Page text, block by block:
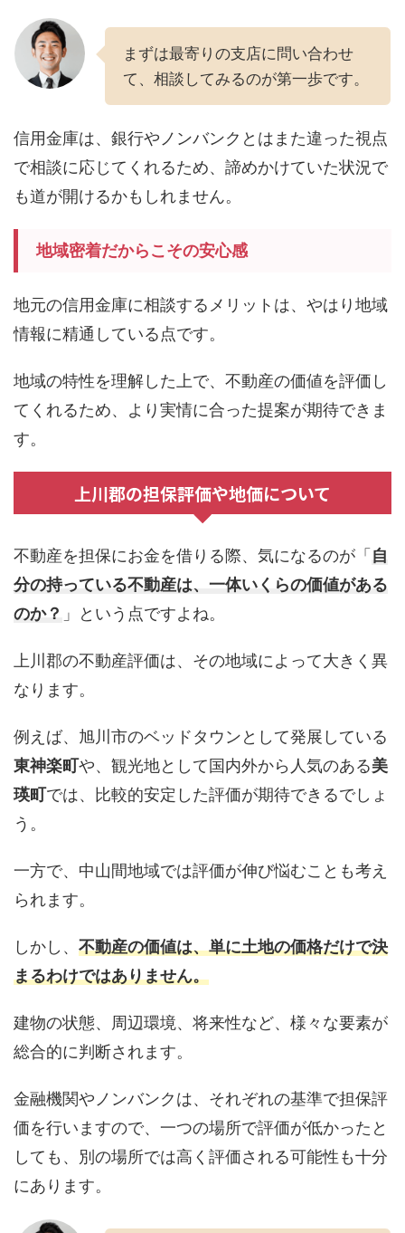
まずは最寄りの支店に問い合わせ
て、相談してみるのが第一歩です。
信用金庫は、銀行やノンバンクとはまた違った視点
で相談に応じてくれるため、諦めかけていた状況で
も道が開けるかもしれません。
地域密着だからこその安心感
地元の信用金庫に相談するメリットは、やはり地域
情報に精通している点です。
地域の特性を理解した上で、不動産の価値を評価し
てくれるため、より実情に合った提案が期待できま
す。
上川郡の担保評価や地価について
不動産を担保にお金を借りる際、気になるのが「 自
分の持っている不動産は、一体いくらの価値がある
のか？ 」という点ですよね。
上川郡の不動産評価は、その地域によって大きく異
なります。
例えば、旭川市のベッドタウンとして発展している
東神楽町や、観光地として国内外から人気のある美
瑛町では、比較的安定した評価が期待できるでしょ
う。
一方で、中山間地域では評価が伸び悩むことも考え
られます。
しかし、 不動産の価値は、単に土地の価格だけで決
まるわけではありません。
建物の状態、周辺環境、将来性など、様々な要素が
総合的に判断されます。
金融機関やノンバンクは、それぞれの基準で担保評
価を行いますので、一つの場所で評価が低かったと
しても、別の場所では高く評価される可能性も十分
にあります。